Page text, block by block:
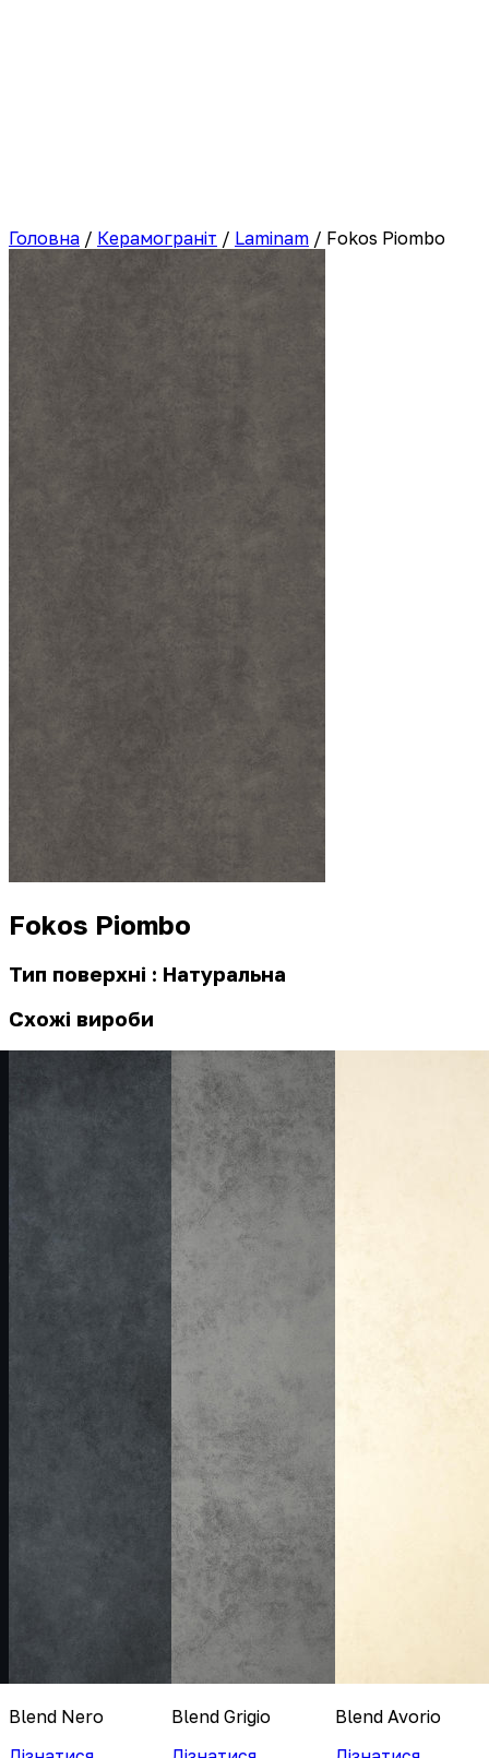
Головна / Керамограніт / Laminam / Fokos Piombo
Fokos Piombo
Тип поверхні : Натуральна
Схожі вироби
Blend Nero
Blend Grigio
Blend Avorio